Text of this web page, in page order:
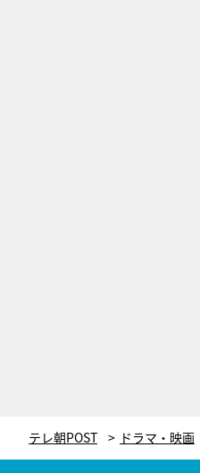
テレ朝POST ドラマ・映画